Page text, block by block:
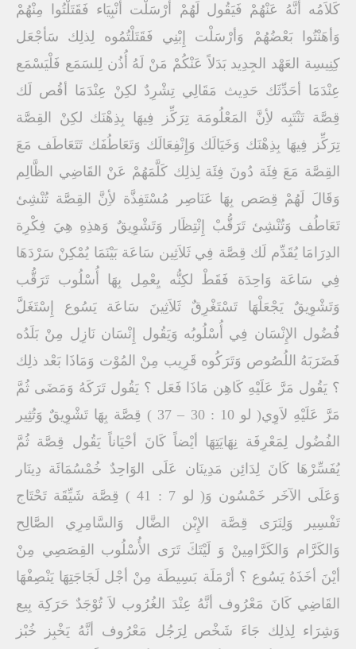
كَلاَمُه أنَّهُ عَنْهُمْ فَيَقُول لَهُمْ أرْسَلْت أنْبِيَاء فَقَتَلْتُوا مِنْهُمْ
وَأهَنْتُوا بَعْضُهُمْ وَأرْسَلْت إِبْنِي فَقَتَلْتُمُوه لِذلِك سَأجْعَل
كِنِيسِة العَهْد الجِدِيد بَدَلاً عَنْكُمْ مَنْ لَهُ أُذُن لِلسَمَع فَلْيَسْمَع
عِنْدَمَا أحَدِّثَك حَدِيث مَقَالِي تِشْرِدٌ لكِنْ عِنْدَمَا أقُص لَك
قِصَّة تَنْتَبِه لأِنَّ المَعْلُومَة تِرَكِّز فِيهَا بِذِهْنَك لكِنْ القِصَّة
تِرَكِّز فِيهَا بِذِهْنَك وَخَيَالَك وَإِنْفِعَالَك وَتَعَاطُفَك تَتَعَاطَف مَعَ
القِصَّة مَعَ فِئَة دُونَ فِئَة لِذلِك كَلَّمَهُمْ عَنْ القَاضِي الظَّالِم
وَقَالَ لَهُمْ قِصَص بِهَا عَنَاصِر مُسْتَفِذَّة لأِنَّ القِصَّة تُنْشِئ
تَعَاطُف وَتُنْشِئ تَرَقُّبْ إِنْتِظَار وَتَشْوِيقٌ وَهذِهِ هِيَ فِكْرِة
الدِرَامَا يُقَدِّم لَك قِصَّة فِي ثَلاَثِين سَاعَة بَيْنَمَا يُمْكِنْ سَرْدَهَا
فِي سَاعَة وَاحِدَة فَقَطْ لكِنُّه يِعْمِل بِهَا أُسْلُوب تَرَقُّب
وَتَشْوِيقٌ يَجْعَلْهَا تَسْتَغْرِقٌ ثَلاَثِينَ سَاعَة يَسُوع إِسْتَغَلَّ
فُضُول الإِنْسَان فِي أُسْلُوبُه وَيَقُول إِنْسَان نَازِل مِنْ بَلَدُه
فَضَرَبَهُ اللُصُوص وَتَرَكُوه قَرِيب مِنْ المُوْت وَمَاذَا بَعْد ذلِك
؟ يَقُول مَرَّ عَلَيْهِ كَاهِن مَاذَا فَعَل ؟ يَقُول تَرَكَهُ وَمَضَى ثُمَّ
مَرَّ عَلَيْهِ لاَوِي( لو 10 : 30 – 37 ) قِصَّة بِهَا تَشْوِيقٌ وَتُثِير
الفُضُول لِمَعْرِفَة نِهَايَتِهَا أيْضاً كَانَ أحْيَاناً يَقُول قِصَّة ثُمَّ
يُفَسِّرْهَا كَانَ لِدَائِن مَدِينَان عَلَى الوَاحِدٌ خُمْسُمَائَة دِينَار
وَعَلَى الآخَر خَمْسُون وَ( لو 7 : 41 ) قِصَّة شَيِّقَة تَحْتَاج
تَفْسِير وَلِنَرَى قِصَّة الإِبْن الضَّال وَالسَّامِرِي الصَّالِح
وَالكَرَّام وَالكَرَّامِينْ وَ لَيْتَكَ تَرَى الأُسْلُوب القِصَصِي مِنْ
أيْنَ أخَذَهُ يَسُوع ؟ أرْمَلَة بَسِيطَة مِنْ أجْل لَجَاجَتِهَا يَنْصِفْهَا
القَاضِي كَانَ مَعْرُوف أنَّهُ عِنْدَ الغُرُوب لاَ تُوْجَدٌ حَرَكِة بِيع
وَشِرَاء لِذلِك جَاءَ شَخْص لِرَجُل مَعْرُوف أنَّهُ يَخْبِز خُبْز